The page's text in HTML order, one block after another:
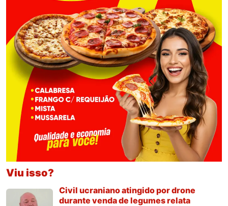
Viu isso?
Civil ucraniano atingido por drone
durante venda de legumes relata